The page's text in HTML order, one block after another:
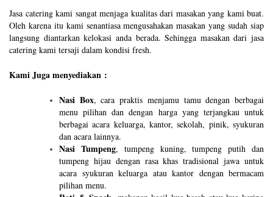
Jasa catering kami sangat menjaga kualitas dari masakan yang kami buat.
Oleh karena itu kami senantiasa mengusahakan masakan yang sudah siap
langsung diantarkan kelokasi anda berada. Sehingga masakan dari jasa
catering kami tersaji dalam kondisi fresh.
Kami Juga menyediakan :
Nasi Box, cara praktis menjamu tamu dengan berbagai
menu pilihan dan dengan harga yang terjangkau untuk
berbagai acara keluarga, kantor, sekolah, pinik, syukuran
dan acara lainnya.
Nasi Tumpeng, tumpeng kuning, tumpeng putih dan
tumpeng hijau dengan rasa khas tradisional jawa untuk
acara syukuran keluarga atau kantor dengan bermacam
pilihan menu.